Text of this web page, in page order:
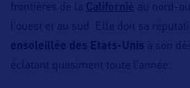
frontières de la Californie au nord-
l’ouest et au sud. Elle doit sa
ensoleillée des Etats-Unis à son
éclatant quasiment toute l’année.